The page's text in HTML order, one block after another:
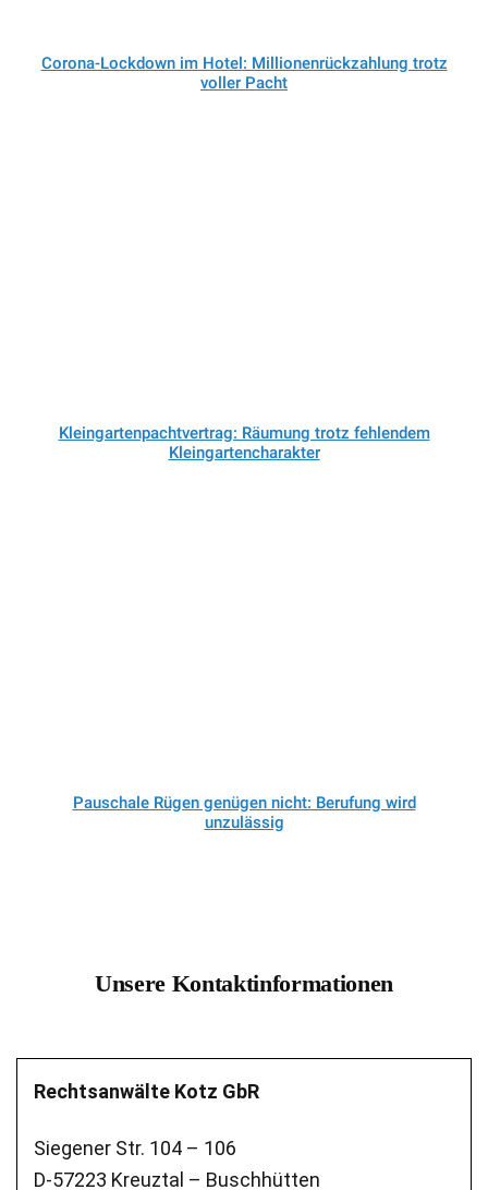
Corona-Lockdown im Hotel: Millionenrückzahlung trotz
voller Pacht
Kleingartenpachtvertrag: Räumung trotz fehlendem
Kleingartencharakter
Pauschale Rügen genügen nicht: Berufung wird
unzulässig
Unsere Kontaktinformationen
Rechtsanwälte Kotz GbR
Siegener Str. 104 – 106
D-57223 Kreuztal – Buschhütten